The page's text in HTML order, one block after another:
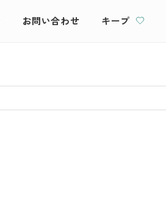
お問い合わせ キープ